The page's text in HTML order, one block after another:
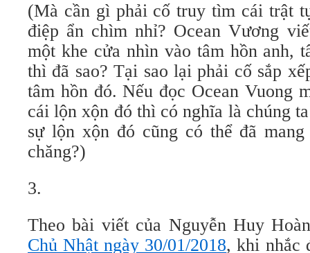
(Mà cần gì phải cố truy tìm cái trật
điệp ẩn chìm nhỉ? Ocean Vương
một khe cửa nhìn vào tâm hồn anh,
thì đã sao? Tại sao lại phải cố sắp
tâm hồn đó. Nếu đọc Ocean Vuong
cái lộn xộn đó thì có nghĩa là chúng
sự lộn xộn đó cũng có thể đã
chăng?)
3.
Theo bài viết của Nguyễn Huy
Chủ Nhật ngày 30/01/2018, khi nhắc